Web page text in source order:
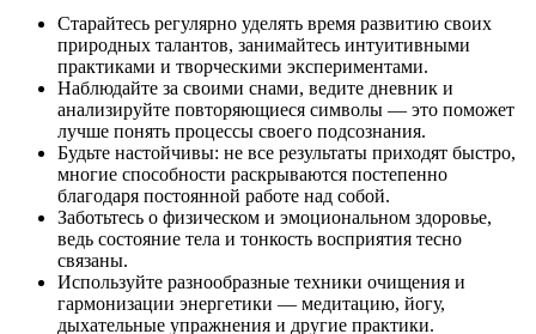
Старайтесь регулярно уделять время развитию своих
природных талантов, занимайтесь интуитивными
практиками и творческими экспериментами.
Наблюдайте за своими снами, ведите дневник и
анализируйте повторяющиеся символы — это поможет
лучше понять процессы своего подсознания.
Будьте настойчивы: не все результаты приходят быстро,
многие способности раскрываются постепенно
благодаря постоянной работе над собой.
Заботьтесь о физическом и эмоциональном здоровье,
ведь состояние тела и тонкость восприятия тесно
связаны.
Используйте разнообразные техники очищения и
гармонизации энергетики — медитацию, йогу,
дыхательные упражнения и другие практики.